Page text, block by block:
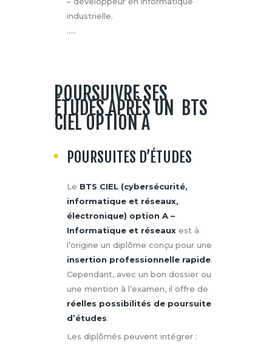
industrielle.
…..
POURSUIVRE SES
ÉTUDES APRÈS UN BTS
CIEL OPTION A
POURSUITES D’ÉTUDES
Le BTS CIEL (cybersécurité,
informatique et réseaux,
électronique) option A –
Informatique et réseauxest à
l’origine un diplôme conçu pour une
insertion professionnelle rapide.
Cependant, avec un bon dossier ou
une mention à l’examen, il offre de
réelles possibilités de poursuite
d’études.
Les diplômés peuvent intégrer :